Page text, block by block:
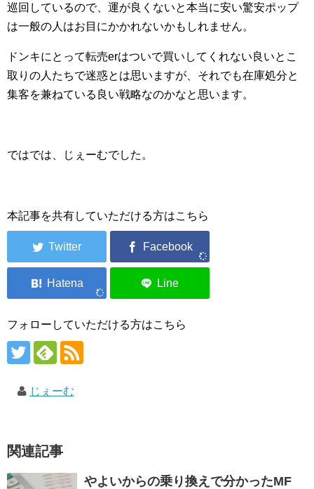
巡回しているので、運が良くないと本当に安い驚安ポップ
は一般の人はお目にかかれないかもしれません。
ドンキにとって転売erはついで買いしてくれない良いとこ
取りの人たちで迷惑とは思いますが、それでも在庫処分と
集客を兼ねている良い戦略なのかなと思います。
ではでは、じぇーむでした。
本記事を共有していただける方はこちら
フォローしていただける方はこちら
じぇーむ
関連記事
やよいからの乗り換えで分かったMF